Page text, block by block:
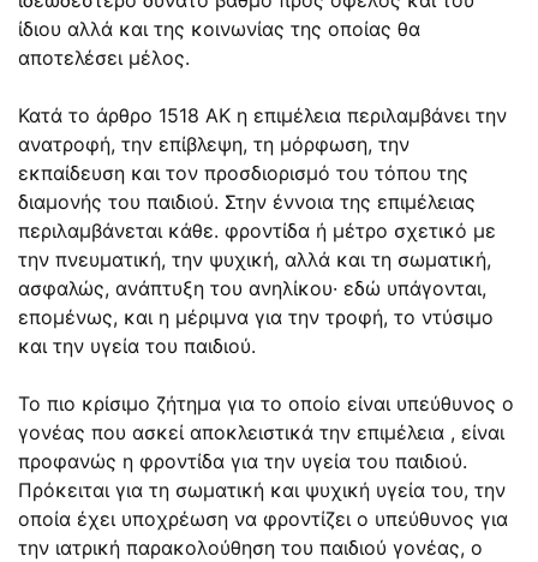
ίδιου αλλά και της κοινωνίας της οποίας θα
αποτελέσει μέλος.
Κατά το άρθρο 1518 ΑΚ η επιμέλεια περιλαμβάνει την
ανατροφή, την επίβλεψη, τη μόρφωση, την
εκπαίδευση και τον προσδιορισμό του τόπου της
διαμονής του παιδιού. Στην έννοια της επιμέλειας
περιλαμβάνεται κάθε. φροντίδα ή μέτρο σχετικό με
την πνευματική, την ψυχική, αλλά και τη σωματική,
ασφαλώς, ανάπτυξη του ανηλίκου· εδώ υπάγονται,
επομένως, και η μέριμνα για την τροφή, το ντύσιμο
και την υγεία του παιδιού.
Το πιο κρίσιμο ζήτημα για το οποίο είναι υπεύθυνος ο
γονέας που ασκεί αποκλειστικά την επιμέλεια , είναι
προφανώς η φροντίδα για την υγεία του παιδιού.
Πρόκειται για τη σωματική και ψυχική υγεία του, την
οποία έχει υποχρέωση να φροντίζει ο υπεύθυνος για
την ιατρική παρακολούθηση του παιδιού γονέας, ο